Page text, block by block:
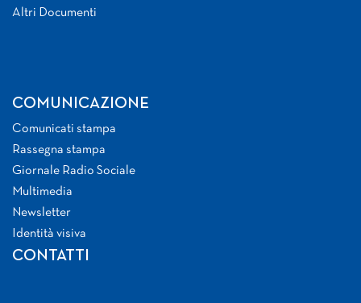
Altri Documenti
COMUNICAZIONE
Comunicati stampa
Rassegna stampa
Giornale Radio Sociale
Multimedia
Newsletter
Identità visiva
CONTATTI